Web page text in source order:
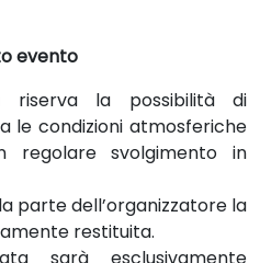
evento
riserva la possibilità di
le condizioni atmosferiche
regolare svolgimento in
parte dell’organizzatore la
restituita.
sarà esclusivamente